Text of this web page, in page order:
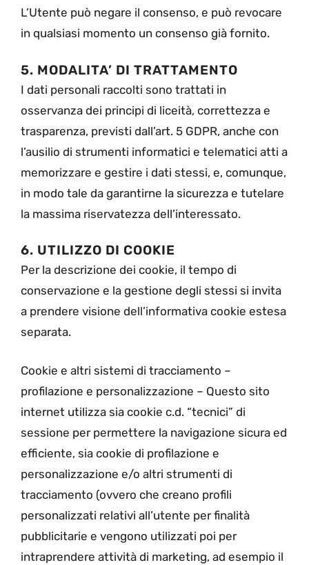
L’Utente può negare il consenso, e può revocare
in qualsiasi momento un consenso già fornito.
5. MODALITA’ DI TRATTAMENTO
I dati personali raccolti sono trattati in
osservanza dei principi di liceità, correttezza e
trasparenza, previsti dall’art. 5 GDPR, anche con
l’ausilio di strumenti informatici e telematici atti a
memorizzare e gestire i dati stessi, e, comunque,
in modo tale da garantirne la sicurezza e tutelare
la massima riservatezza dell’interessato.
6. UTILIZZO DI COOKIE
Per la descrizione dei cookie, il tempo di
conservazione e la gestione degli stessi si invita
a prendere visione dell’informativa cookie estesa
separata.
Cookie e altri sistemi di tracciamento –
profilazione e personalizzazione – Questo sito
internet utilizza sia cookie c.d. “tecnici” di
sessione per permettere la navigazione sicura ed
efficiente, sia cookie di profilazione e
personalizzazione e/o altri strumenti di
tracciamento (ovvero che creano profili
personalizzati relativi all’utente per finalità
pubblicitarie e vengono utilizzati poi per
intraprendere attività di marketing, ad esempio il